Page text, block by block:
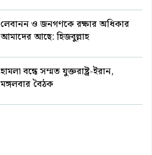
লেবানন ও জনগণকে রক্ষার অধিকার
আমাদের আছে: হিজবুল্লাহ
হামলা বন্ধে সম্মত যুক্তরাষ্ট্র-ইরান,
মঙ্গলবার বৈঠক